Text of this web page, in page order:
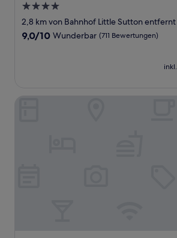
4.0-
Sterne-
Unterkunft
2,8 km von Bahnhof Little Sutton entfernt
9.0
9,0/10 Wunderbar (711 Bewertungen)